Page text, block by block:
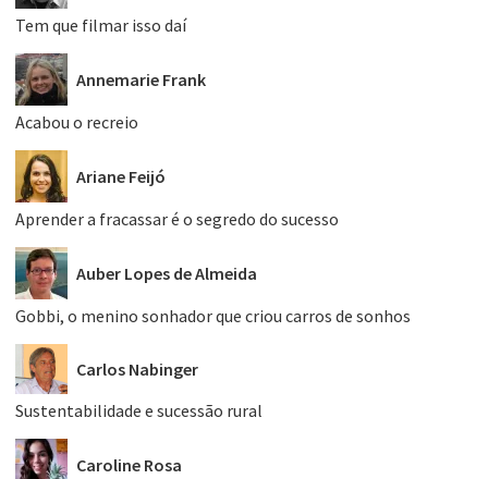
Tem que filmar isso daí
Annemarie Frank
Acabou o recreio
Ariane Feijó
Aprender a fracassar é o segredo do sucesso
Auber Lopes de Almeida
Gobbi, o menino sonhador que criou carros de sonhos
Carlos Nabinger
Sustentabilidade e sucessão rural
Caroline Rosa